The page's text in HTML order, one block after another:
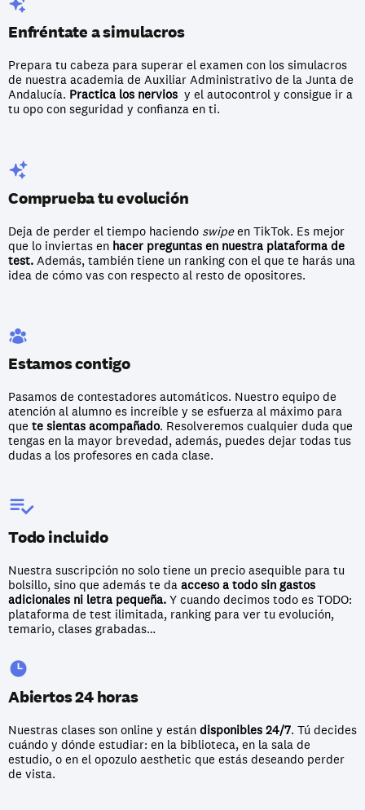
Enfréntate a simulacros
Prepara tu cabeza para superar el examen con los simulacros
de nuestra academia de Auxiliar Administrativo de la Junta de
Andalucía. Practica los nervios y el autocontrol y consigue ir a
tu opo con seguridad y confianza en ti.
Comprueba tu evolución
Deja de perder el tiempo haciendo swipe en TikTok. Es mejor
que lo inviertas en hacer preguntas en nuestra plataforma de
test. Además, también tiene un ranking con el que te harás una
idea de cómo vas con respecto al resto de opositores.
Estamos contigo
Pasamos de contestadores automáticos. Nuestro equipo de
atención al alumno es increíble y se esfuerza al máximo para
que te sientas acompañado. Resolveremos cualquier duda que
tengas en la mayor brevedad, además, puedes dejar todas tus
dudas a los profesores en cada clase.
Todo incluido
Nuestra suscripción no solo tiene un precio asequible para tu
bolsillo, sino que además te da acceso a todo sin gastos
adicionales ni letra pequeña. Y cuando decimos todo es TODO:
plataforma de test ilimitada, ranking para ver tu evolución,
temario, clases grabadas…
Abiertos 24 horas
Nuestras clases son online y están disponibles 24/7. Tú decides
cuándo y dónde estudiar: en la biblioteca, en la sala de
estudio, o en el opozulo aesthetic que estás deseando perder
de vista.